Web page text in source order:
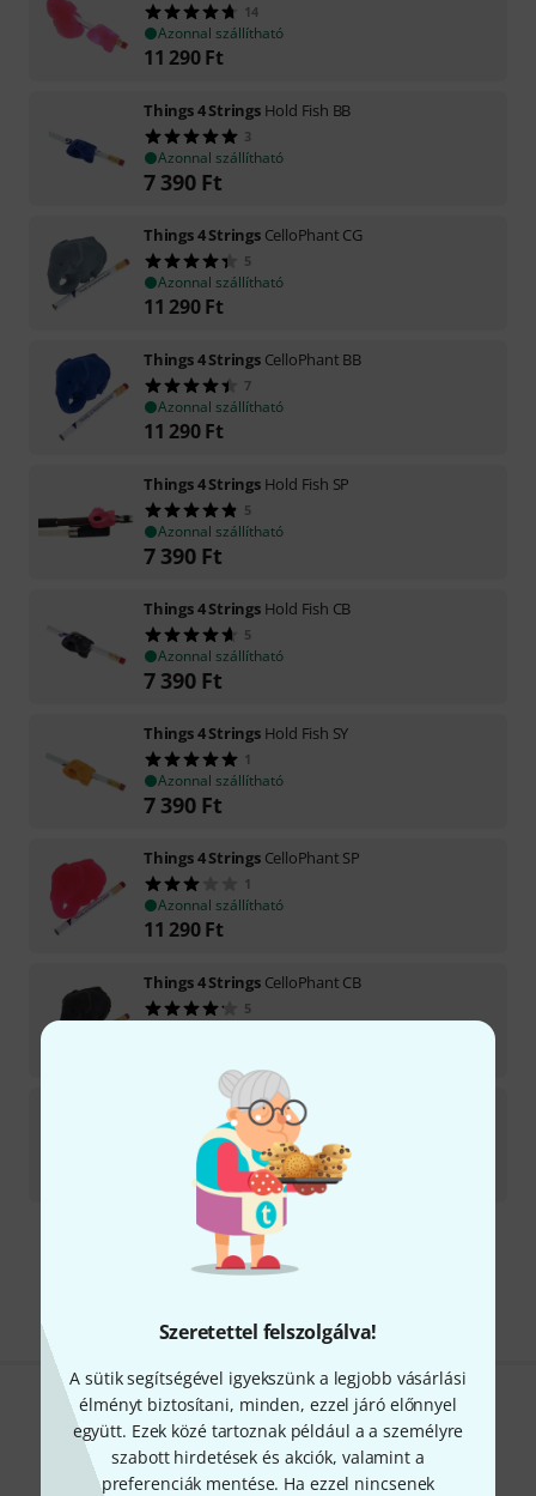
Szeretettel felszolgálva!
A sütik segítségével igyekszünk a legjobb vásárlási
élményt biztosítani, minden, ezzel járó előnnyel
együtt. Ezek közé tartoznak például a a személyre
szabott hirdetések és akciók, valamint a
preferenciák mentése. Ha ezzel nincsenek
14
Azonnal szállítható
11 290 Ft
Things 4 Strings Hold Fish BB
3
Azonnal szállítható
7 390 Ft
Things 4 Strings CelloPhant CG
5
Azonnal szállítható
11 290 Ft
Things 4 Strings CelloPhant BB
7
Azonnal szállítható
11 290 Ft
Things 4 Strings Hold Fish SP
5
Azonnal szállítható
7 390 Ft
Things 4 Strings Hold Fish CB
5
Azonnal szállítható
7 390 Ft
Things 4 Strings Hold Fish SY
1
Azonnal szállítható
7 390 Ft
Things 4 Strings CelloPhant SP
1
Azonnal szállítható
11 290 Ft
Things 4 Strings CelloPhant CB
5
Things 4 StringsHold Fish FC
Azonnal szállítható
7 390Ft
Díjmentes szállítás 79 000 Ft fölött
Minden ár tartalmazza az ÁFÁ-t
Tetszik, amit látsz?
Megosztás Súgó & Visszajelzések